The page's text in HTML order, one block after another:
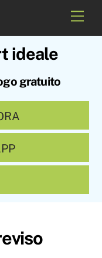
ideale
gratuito